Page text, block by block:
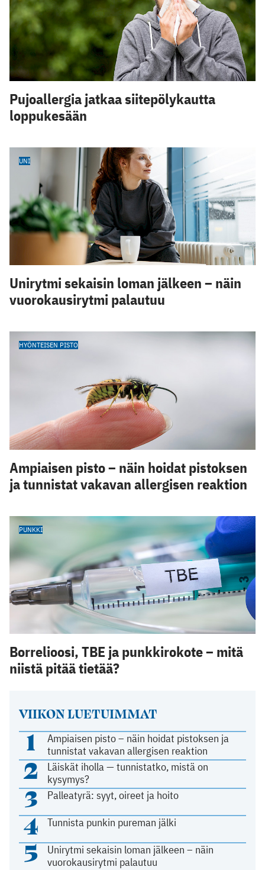
VIIKON LUETUIMMAT
1
Ampiaisen pisto – näin hoidat pistoksen ja
tunnistat vakavan allergisen reaktion
2
Läiskät iholla — tunnistatko, mistä on
kysymys?
3 Palleatyrä: syyt, oireet ja hoito
4 Tunnista punkin pureman jälki
5
Unirytmi sekaisin loman jälkeen – näin
vuorokausirytmi palautuu
Pujoallergia jatkaa siitepölykautta
loppukesään
UNI
Unirytmi sekaisin loman jälkeen – näin
vuorokausirytmi palautuu
HYÖNTEISEN PISTO
Ampiaisen pisto – näin hoidat pistoksen
ja tunnistat vakavan allergisen reaktion
PUNKKI
Borrelioosi, TBE ja punkkirokote – mitä
niistä pitää tietää?